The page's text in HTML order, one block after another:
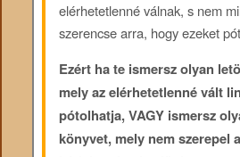
elérhetetlenné válnak, s nem
szerencse arra, hogy ezeket
Ezért ha te ismersz olyan
mely az elérhetetlenné vált
pótolhatja, VAGY ismersz
könyvet, mely nem szerepel